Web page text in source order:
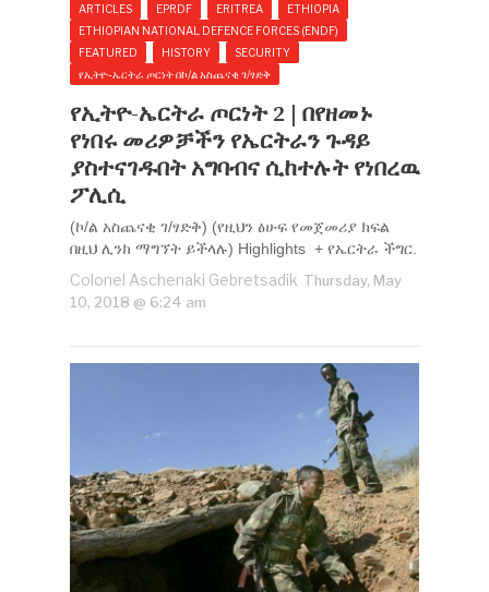
ARTICLES EPRDF ERITREA
ETHIOPIA
ETHIOPIAN NATIONAL DEFENCE FORCES (ENDF)
FEATURED
HISTORY
SECURITY
የኢትዮ-ኤርትራ ጦርነት በኮ/ል አስጨናቂ ገ/ፃድቅ
የኢትዮ-ኤርትራ ጦርነት 2 | በየዘመኑ
የነበሩ መሪዎቻችን የኤርትራን ጉዳይ
ያስተናገዱበት አግባብና ሲከተሉት የነበረዉ
ፖሊሲ
(ኮ/ል አስጨናቂ ገ/ፃድቅ) (የዚህን ፅሁፍ የመጀመሪያ ክፍል
በዚህ ሊንክ ማግኘት ይችላሉ) Highlights + የኤርትራ ችግር.
Colonel Aschenaki Gebretsadik Thursday, May
10, 2018 @ 6:24 am